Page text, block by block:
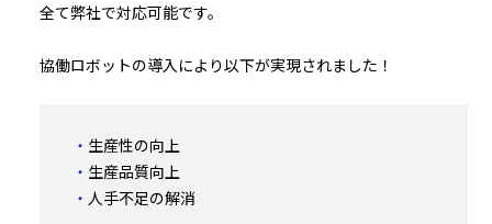
全て弊社で対応可能です。
協働ロボットの導入により以下が実現されました！
生産性の向上
生産品質向上
人手不足の解消